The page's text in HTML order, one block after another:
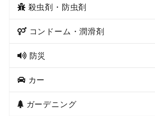
殺虫剤・防虫剤
コンドーム・潤滑剤
防災
カー
ガーデニング